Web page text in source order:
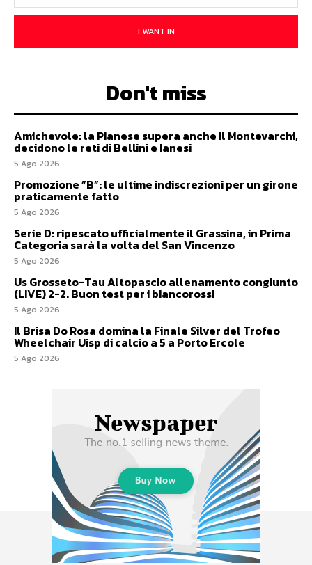
I WANT IN
Don't miss
Amichevole: la Pianese supera anche il Montevarchi,
decidono le reti di Bellini e Ianesi
5 Ago 2026
Promozione ”B”: le ultime indiscrezioni per un girone
praticamente fatto
5 Ago 2026
Serie D: ripescato ufficialmente il Grassina, in Prima
Categoria sarà la volta del San Vincenzo
5 Ago 2026
Us Grosseto-Tau Altopascio allenamento congiunto
(LIVE) 2-2. Buon test per i biancorossi
5 Ago 2026
Il Brisa Do Rosa domina la Finale Silver del Trofeo
Wheelchair Uisp di calcio a 5 a Porto Ercole
5 Ago 2026